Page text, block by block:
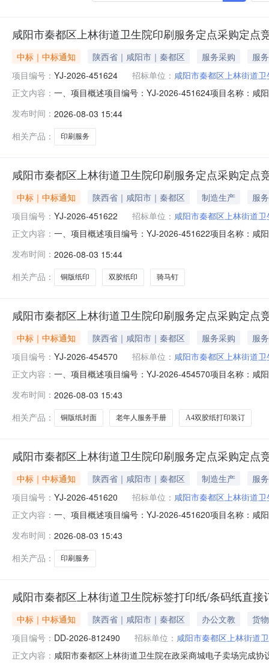
咸阳市秦都区上林街道卫生院印刷服务定点采购定点
中标｜中标通知 陕西省｜咸阳市｜秦都区 服务采购
服务
项目编号： YJ-2026-451624 招标单位： 咸阳市秦都区上林街道卫
正文内容： 一、项目概述项目编号：YJ-2026-451624项目名称：咸
1KT版，内容排版加制作费用12版三、商务需求序号商
发布时间： 2026-08-03 15:44
相关产品：
印刷服务
咸阳市秦都区上林街道卫生院印刷服务定点采购定点
中标｜中标通知 陕西省｜咸阳市｜秦都区 制造生产
服务
项目编号： YJ-2026-451622 招标单位： 咸阳市秦都区上林街道卫
正文内容： 一、项目概述项目编号：YJ-2026-451622项目名称：咸
1封皮157克铜版纸单面印内页100克双胶纸双面单色印
发布时间： 2026-08-03 15:44
相关产品：
铜版纸印 双胶纸印 骑马钉
咸阳市秦都区上林街道卫生院印刷服务定点采购定点
中标｜中标通知 陕西省｜咸阳市｜秦都区 服务采购
服务
项目编号： YJ-2026-454570 招标单位： 咸阳市秦都区上林街道卫
正文内容： 一、项目概述项目编号：YJ-2026-454570项目名称：咸
年人服务手册100本三、商务需求序号商务需求1铜版纸
发布时间： 2026-08-03 15:43
相关产品：
铜版纸封面 老年人服务手册 A4双胶纸打印装订
咸阳市秦都区上林街道卫生院印刷服务定点采购定点
中标｜中标通知 陕西省｜咸阳市｜秦都区 制造生产
服务
项目编号： YJ-2026-451620 招标单位： 咸阳市秦都区上林街道卫
正文内容： 一、项目概述项目编号：YJ-2026-451620项目名称：咸
1210*297mm80克双胶纸彩色双面印刷，8p骑马钉，单
发布时间： 2026-08-03 15:43
相关产品：
印刷服务
咸阳市秦都区上林街道卫生院标签打印纸/条码纸直接
中标｜中标通知 陕西省｜咸阳市｜秦都区 办公文教
货物
项目编号： DD-2026-812490 招标单位： 咸阳市秦都区上林街道
正文内容： 咸阳市秦都区上林街道卫生院在政采商城电子卖场完成